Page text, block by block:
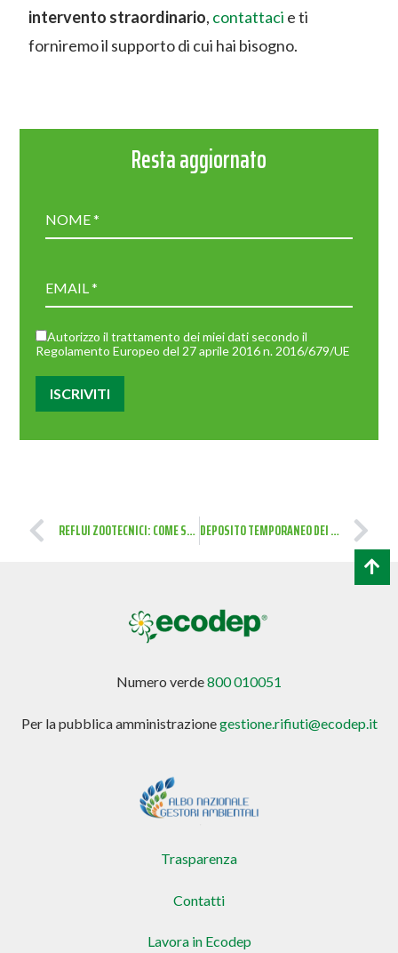
intervento straordinario, contattaci e ti
forniremo il supporto di cui hai bisogno.
Resta aggiornato
Autorizzo il trattamento dei miei dati secondo il
Regolamento Europeo del 27 aprile 2016 n. 2016/679/UE
REFLUI ZOOTECNICI: COME SMALTIRLI IN MODO CORRETTO E CONFORME DEPOSITO TEMPORANEO DEI RIFIUTI: NORMATIVE E MODALITÀ DI TENUTA
Numero verde800 010051
Per la pubblica amministrazionegestione.rifiuti@ecodep.it
Trasparenza
Contatti
Lavora in Ecodep